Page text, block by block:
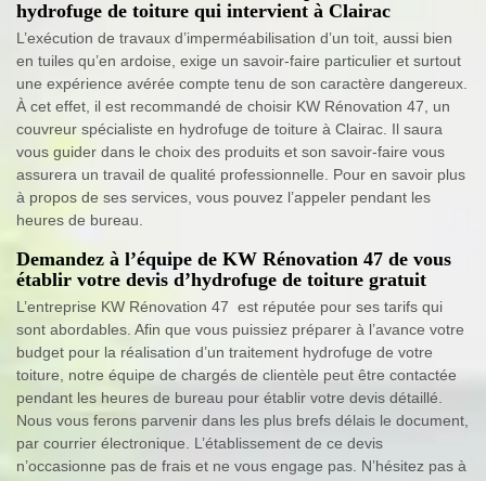
hydrofuge de toiture qui intervient à Clairac
L’exécution de travaux d’imperméabilisation d’un toit, aussi bien
en tuiles qu’en ardoise, exige un savoir-faire particulier et surtout
une expérience avérée compte tenu de son caractère dangereux.
À cet effet, il est recommandé de choisir KW Rénovation 47, un
couvreur spécialiste en hydrofuge de toiture à Clairac. Il saura
vous guider dans le choix des produits et son savoir-faire vous
assurera un travail de qualité professionnelle. Pour en savoir plus
à propos de ses services, vous pouvez l’appeler pendant les
heures de bureau.
Demandez à l’équipe de KW Rénovation 47 de vous
établir votre devis d’hydrofuge de toiture gratuit
L’entreprise KW Rénovation 47 est réputée pour ses tarifs qui
sont abordables. Afin que vous puissiez préparer à l’avance votre
budget pour la réalisation d’un traitement hydrofuge de votre
toiture, notre équipe de chargés de clientèle peut être contactée
pendant les heures de bureau pour établir votre devis détaillé.
Nous vous ferons parvenir dans les plus brefs délais le document,
par courrier électronique. L’établissement de ce devis
n’occasionne pas de frais et ne vous engage pas. N’hésitez pas à